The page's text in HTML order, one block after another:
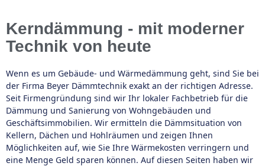
Kerndämmung - mit moderner
Technik von heute
Wenn es um Gebäude- und Wärmedämmung geht, sind Sie bei
der Firma Beyer Dämmtechnik exakt an der richtigen Adresse.
Seit Firmengründung sind wir Ihr lokaler Fachbetrieb für die
Dämmung und Sanierung von Wohngebäuden und
Geschäftsimmobilien. Wir ermitteln die Dämmsituation von
Kellern, Dächen und Hohlräumen und zeigen Ihnen
Möglichkeiten auf, wie Sie Ihre Wärmekosten verringern und
eine Menge Geld sparen können. Auf diesen Seiten haben wir